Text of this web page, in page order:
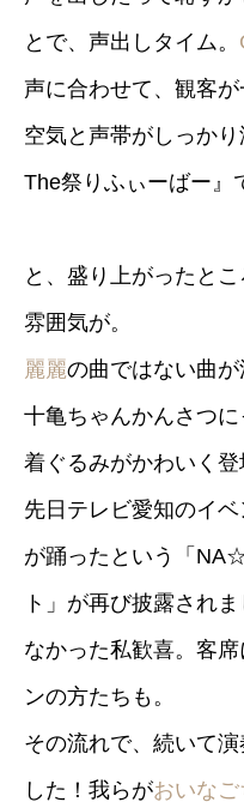
とで、声出しタイム。
声に合わせて、観客が
空気と声帯がしっか
The祭りふぃーばー』
と、盛り上がったと
雰囲気が。
麗麗の曲ではない曲
十亀ちゃんかんさつ
着ぐるみがかわいく登
先日テレビ愛知のイ
が踊ったという「
ト」が再び披露され
なかった私歓喜。客
ンの方たちも。
その流れで、続いて
した！我らがおいな